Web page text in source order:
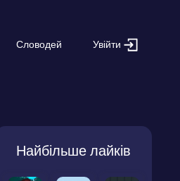
Словодей Увійти
Найбільше лайків